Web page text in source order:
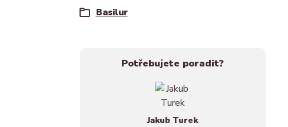
Basilur
Potřebujete poradit?
Jakub Turek